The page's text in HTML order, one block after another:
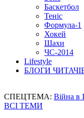
Баскетбол
Теніс
Формула-1
Хокей
Шахи
ЧС-2014
Lifestyle
БЛОГИ
СПЕЦТЕМА: Війна в
ВСІ ТЕМИ